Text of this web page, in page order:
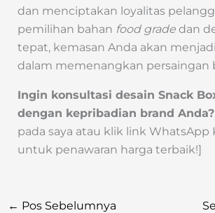
dan menciptakan loyalitas
pemilihan bahan food gradedan
tepat, kemasan Anda akan
dalam memenangkan persaingan
Ingin konsultasi desain Snack
dengan kepribadian brand Anda?
pada saya atau klik link WhatsApp
untuk penawaran harga terbaik!]
← Pos Sebelumnya